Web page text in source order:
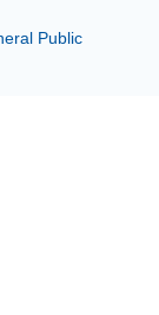
Public